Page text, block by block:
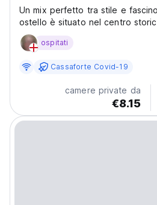
Un mix perfetto tra stile e
ostello è situato nel centro
Candelaria, il settore più antico
dell'umanità. Siamo situati a 5
ospitati
Cassaforte Covid-19
camere private da
€8.15